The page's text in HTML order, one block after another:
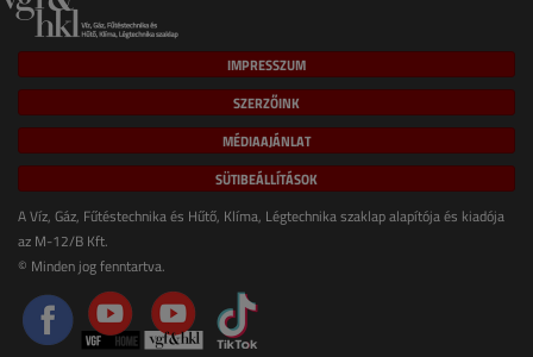
IMPRESSZUM
SZERZŐINK
MÉDIAAJÁNLAT
SÜTIBEÁLLÍTÁSOK
A Víz, Gáz, Fűtéstechnika és Hűtő, Klíma, Légtechnika szaklap alapítója és kiadója
az M-12/B Kft.
© Minden jog fenntartva.